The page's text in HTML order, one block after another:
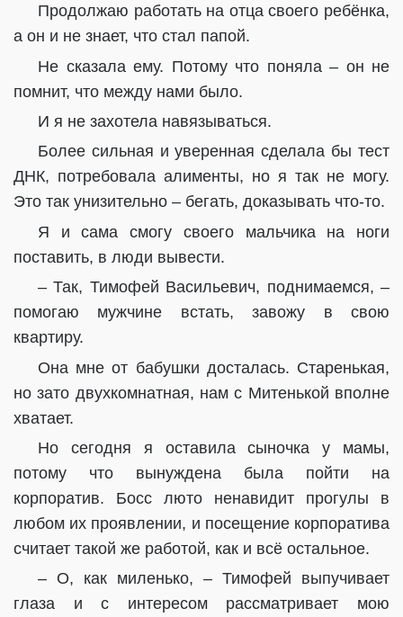
Продолжаю работать на отца своего ребёнка,
а он и не знает, что стал папой.
Не сказала ему. Потому что поняла – он не
помнит, что между нами было.
И я не захотела навязываться.
Более сильная и уверенная сделала бы тест
ДНК, потребовала алименты, но я так не могу.
Это так унизительно – бегать, доказывать что-то.
Я и сама смогу своего мальчика на ноги
поставить, в люди вывести.
– Так, Тимофей Васильевич, поднимаемся, –
помогаю мужчине встать, завожу в свою
квартиру.
Она мне от бабушки досталась. Старенькая,
но зато двухкомнатная, нам с Митенькой вполне
хватает.
Но сегодня я оставила сыночка у мамы,
потому что вынуждена была пойти на
корпоратив. Босс люто ненавидит прогулы в
любом их проявлении, и посещение корпоратива
считает такой же работой, как и всё остальное.
– О, как миленько, – Тимофей выпучивает
глаза и с интересом рассматривает мою